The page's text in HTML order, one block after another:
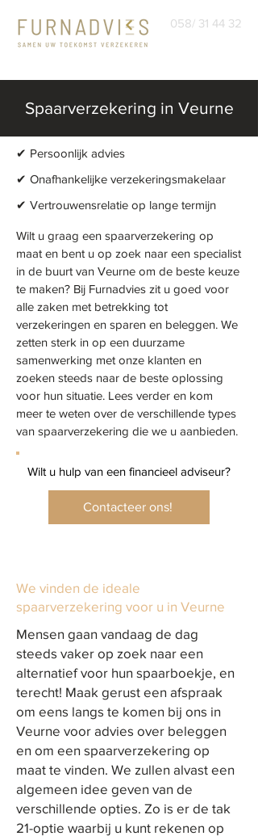
058/ 31 44 32
Spaarverzekering in Veurne
✔ Persoonlijk advies
✔ Onafhankelijke verzekeringsmakelaar
✔ Vertrouwensrelatie op lange termijn
Wilt u graag een spaarverzekering op
maat en bent u op zoek naar een specialist
in de buurt van Veurne om de beste keuze
te maken? Bij Furnadvies zit u goed voor
alle zaken met betrekking tot
verzekeringen en sparen en beleggen. We
zetten sterk in op een duurzame
samenwerking met onze klanten en
zoeken steeds naar de beste oplossing
voor hun situatie. Lees verder en kom
meer te weten over de verschillende types
van spaarverzekering die we u aanbieden.
Wilt u hulp van een financieel adviseur?
Contacteer ons!
We vinden de ideale
spaarverzekering voor u in Veurne
Mensen gaan vandaag de dag
steeds vaker op zoek naar een
alternatief voor hun spaarboekje, en
terecht! Maak gerust een afspraak
om eens langs te komen bij ons in
Veurne voor advies over beleggen
en om een spaarverzekering op
maat te vinden. We zullen alvast een
algemeen idee geven van de
verschillende opties. Zo is er de tak
21-optie waarbij u kunt rekenen op